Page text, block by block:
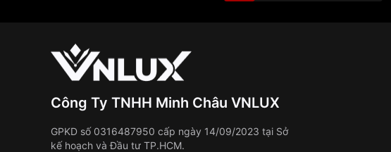
Công Ty TNHH Minh Châu VNLUX
GPKD số 0316487950 cấp ngày 14/09/2023 tại Sở
kế hoạch và Đầu tư TP.HCM.